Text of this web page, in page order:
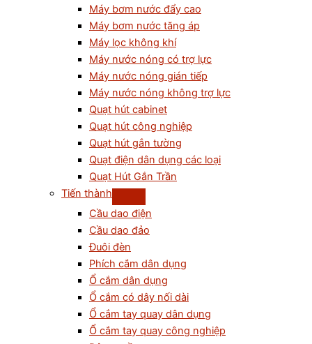
Máy bơm nước đẩy cao
Máy bơm nước tăng áp
Máy lọc không khí
Máy nước nóng có trợ lực
Máy nước nóng gián tiếp
Máy nước nóng không trợ lực
Quạt hút cabinet
Quạt hút công nghiệp
Quạt hút gắn tường
Quạt điện dân dụng các loại
Quạt Hút Gắn Trần
Tiến thành
Cầu dao điện
Cầu dao đảo
Đuôi đèn
Phích cắm dân dụng
Ổ cắm dân dụng
Ổ cắm có dây nối dài
Ổ cắm tay quay dân dụng
Ổ cắm tay quay công nghiệp